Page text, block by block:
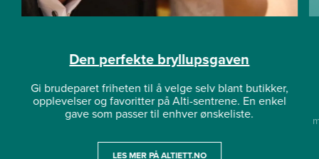
Den perfekte bryllupsgaven
Gi brudeparet friheten til å velge selv blant butikker,
opplevelser og favoritter på Alti-sentrene. En enkel
gave som passer til enhver ønskeliste.
LES MER PÅ ALTIETT.NO